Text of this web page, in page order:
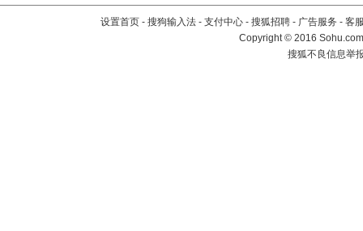
设置首页 - 搜狗输入法 - 支付中心 - 搜狐招聘 - 广告服务 - 客
Copyright©2016
搜狐不良信息举